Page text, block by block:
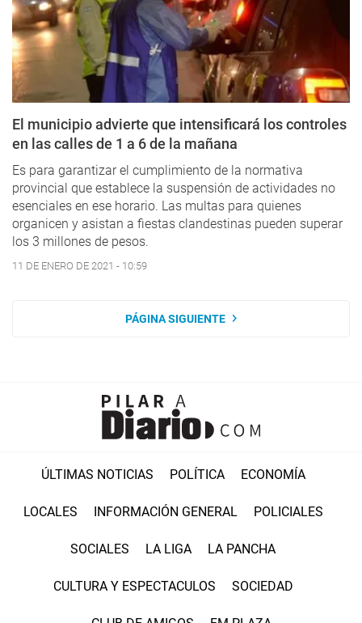
El municipio advierte que intensificará los controles
en las calles de 1 a 6 de la mañana
Es para garantizar el cumplimiento de la normativa
provincial que establece la suspensión de actividades no
esenciales en ese horario. Las multas para quienes
organicen y asistan a fiestas clandestinas pueden superar
los 3 millones de pesos.
11 DE ENERO DE 2021 - 10:59
PÁGINA SIGUIENTE
ÚLTIMAS NOTICIAS POLÍTICA ECONOMÍA
LOCALES INFORMACIÓN GENERAL POLICIALES
SOCIALES LA LIGA LA PANCHA
CULTURA Y ESPECTACULOS SOCIEDAD